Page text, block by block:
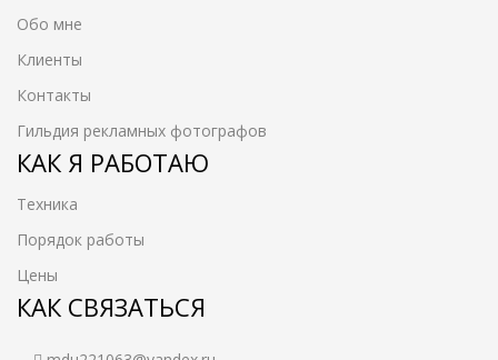
Обо мне
Клиенты
Контакты
Гильдия рекламных фотографов
КАК Я РАБОТАЮ
Техника
Порядок работы
Цены
КАК СВЯЗАТЬСЯ